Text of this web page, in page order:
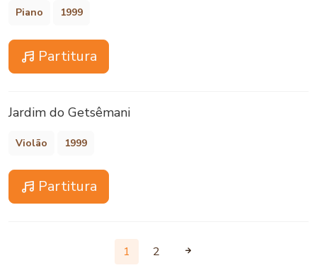
Piano 1999
Partitura
Jardim do Getsêmani
Violão 1999
Partitura
1 2